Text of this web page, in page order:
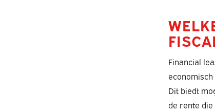
Financial
Dit biedt
de rente